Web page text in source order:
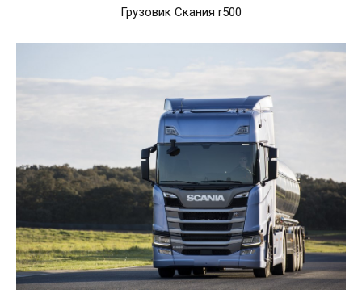
Грузовик Скания r500